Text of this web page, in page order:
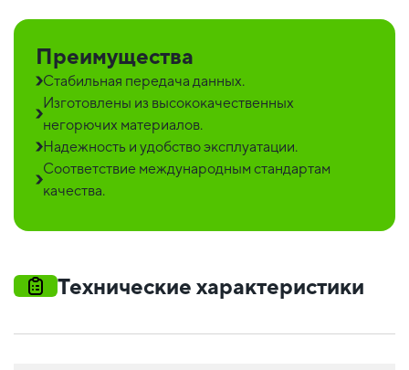
Преимущества
Стабильная передача данных.
Изготовлены из высококачественных
негорючих материалов.
Надежность и удобство эксплуатации.
Соответствие международным стандартам
качества.
Технические характеристики